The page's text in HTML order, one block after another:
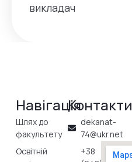
викладач
Навігація
Шлях до
факультету
Освітній
Контакти
dekanat-
74@ukr.net
+38